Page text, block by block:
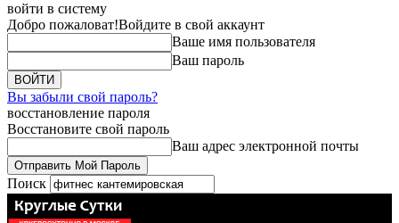
войти в систему
Добро пожаловат!Войдите в свой аккаунт
Ваше имя пользователя
Ваш пароль
Вы забыли свой пароль?
восстановление пароля
Восстановите свой пароль
Ваш адрес электронной почты
Поиск